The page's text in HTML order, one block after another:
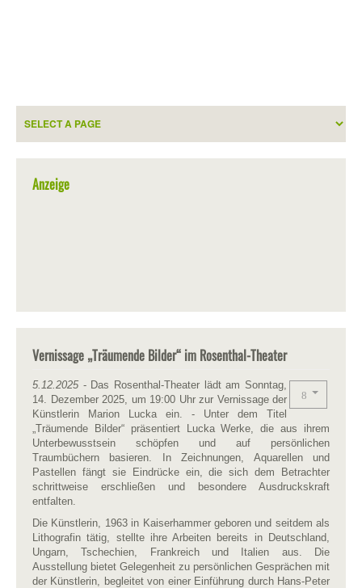
Anzeige
Vernissage „Träumende Bilder“ im Rosenthal-Theater
5.12.2025 - Das Rosenthal-Theater lädt am Sonntag,
14. Dezember 2025, um 19:00 Uhr zur Vernissage der
Künstlerin Marion Lucka ein. - Unter dem Titel
„Träumende Bilder“ präsentiert Lucka Werke, die aus ihrem
Unterbewusstsein schöpfen und auf persönlichen
Traumbüchern basieren. In Zeichnungen, Aquarellen und
Pastellen fängt sie Eindrücke ein, die sich dem Betrachter
schrittweise erschließen und besondere Ausdruckskraft
entfalten.
Die Künstlerin, 1963 in Kaiserhammer geboren und seitdem als
Lithografin tätig, stellte ihre Arbeiten bereits in Deutschland,
Ungarn, Tschechien, Frankreich und Italien aus. Die
Ausstellung bietet Gelegenheit zu persönlichen Gesprächen mit
der Künstlerin, begleitet von einer Einführung durch Hans-Peter